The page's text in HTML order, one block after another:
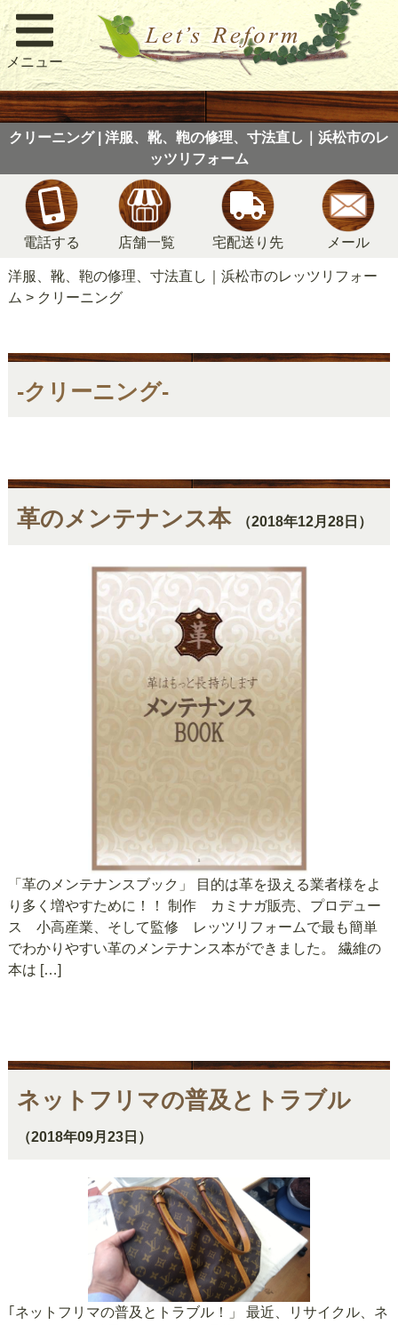
メニュー
クリーニング | 洋服、靴、鞄の修理、寸法直し｜浜松市のレ
ッツリフォーム
電話する 店舗一覧 宅配送り先 メール
洋服、靴、鞄の修理、寸法直し｜浜松市のレッツリフォー
ム > クリーニング
-クリーニング-
革のメンテナンス本 （2018年12月28日）
‎「革のメンテナンスブック」 目的は革を扱える業者様をよ
り多く増やすために！！ 制作 カミナガ販売、プロデュー
ス 小高産業、そして監修 レッツリフォームで最も簡単
でわかりやすい革のメンテナンス本ができました。 繊維の
本は […]
ネットフリマの普及とトラブル
（2018年09月23日）
｢ネットフリマの普及とトラブル！」 最近、リサイクル、ネ